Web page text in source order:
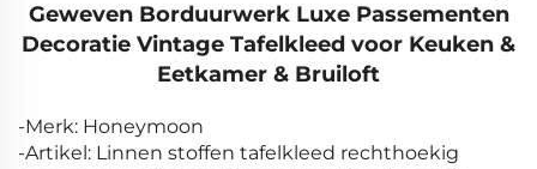
Geweven Borduurwerk Luxe Passementen
Decoratie Vintage Tafelkleed voor Keuken &
Eetkamer & Bruiloft
-Merk: Honeymoon
-Artikel: Linnen stoffen tafelkleed rechthoekig